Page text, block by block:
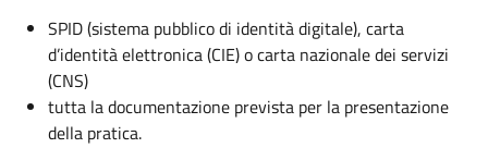
SPID (sistema pubblico di identità digitale), carta
d’identità elettronica (CIE) o carta nazionale dei servizi
(CNS)
tutta la documentazione prevista per la presentazione
della pratica.